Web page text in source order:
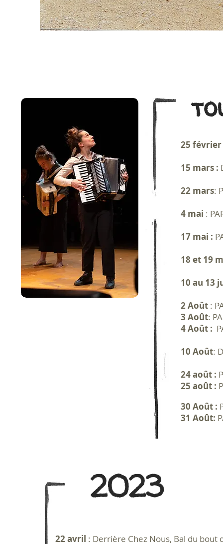
t
25 février
15 mars :
22 mars:
4 mai :
17 mai :
18 et 19
10 au 13
2 Août :
3 Août:
4 Août :
10 Août:
24 août :
25 août :
30 Août :
31 Août:
22 avril : Derrière Chez Nous, Bal du bout